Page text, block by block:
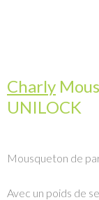
Charly
UNILOCK
Mousqueton de
Avec un poids de